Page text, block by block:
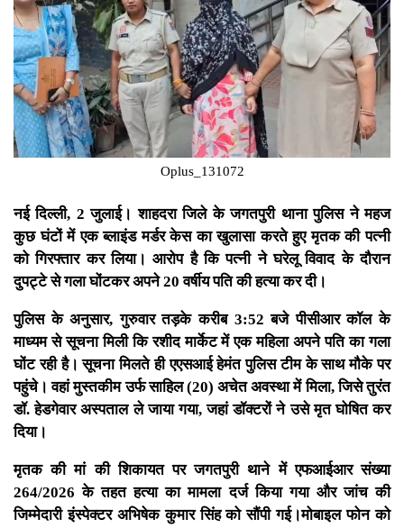
Oplus_131072
नई दिल्ली, 2 जुलाई। शाहदरा जिले के जगतपुरी थाना पुलिस ने महज
कुछ घंटों में एक ब्लाइंड मर्डर केस का खुलासा करते हुए मृतक की पत्नी
को गिरफ्तार कर लिया। आरोप है कि पत्नी ने घरेलू विवाद के दौरान
दुपट्टे से गला घोंटकर अपने 20 वर्षीय पति की हत्या कर दी।
पुलिस के अनुसार, गुरुवार तड़के करीब 3:52 बजे पीसीआर कॉल के
माध्यम से सूचना मिली कि रशीद मार्केट में एक महिला अपने पति का गला
घोंट रही है। सूचना मिलते ही एएसआई हेमंत पुलिस टीम के साथ मौके पर
पहुंचे। वहां मुस्तकीम उर्फ साहिल (20) अचेत अवस्था में मिला, जिसे तुरंत
डॉ. हेडगेवार अस्पताल ले जाया गया, जहां डॉक्टरों ने उसे मृत घोषित कर
दिया।
मृतक की मां की शिकायत पर जगतपुरी थाने में एफआईआर संख्या
264/2026 के तहत हत्या का मामला दर्ज किया गया और जांच की
जिम्मेदारी इंस्पेक्टर अभिषेक कुमार सिंह को सौंपी गई।मोबाइल फोन को